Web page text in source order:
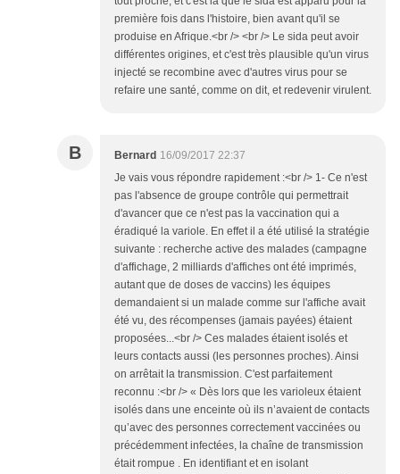
première fois dans l'histoire, bien avant qu'il se
produise en Afrique.<br /> <br /> Le sida peut avoir
différentes origines, et c'est très plausible qu'un virus
injecté se recombine avec d'autres virus pour se
refaire une santé, comme on dit, et redevenir virulent.
B Bernard 16/09/2017 22:37
Je vais vous répondre rapidement :<br /> 1- Ce n'est
pas l'absence de groupe contrôle qui permettrait
d'avancer que ce n'est pas la vaccination qui a
éradiqué la variole. En effet il a été utilisé la stratégie
suivante : recherche active des malades (campagne
d'affichage, 2 milliards d'affiches ont été imprimés,
autant que de doses de vaccins) les équipes
demandaient si un malade comme sur l'affiche avait
été vu, des récompenses (jamais payées) étaient
proposées...<br /> Ces malades étaient isolés et
leurs contacts aussi (les personnes proches). Ainsi
on arrêtait la transmission. C'est parfaitement
reconnu :<br /> « Dès lors que les varioleux étaient
isolés dans une enceinte où ils n’avaient de contacts
qu’avec des personnes correctement vaccinées ou
précédemment infectées, la chaîne de transmission
était rompue . En identifiant et en isolant